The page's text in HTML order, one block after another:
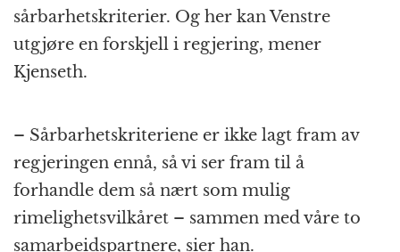
sårbarhetskriterier. Og her kan Venstre
utgjøre en forskjell i regjering, mener
Kjenseth.
– Sårbarhetskriteriene er ikke lagt fram av
regjeringen ennå, så vi ser fram til å
forhandle dem så nært som mulig
rimelighetsvilkåret – sammen med våre to
samarbeidspartnere, sier han.